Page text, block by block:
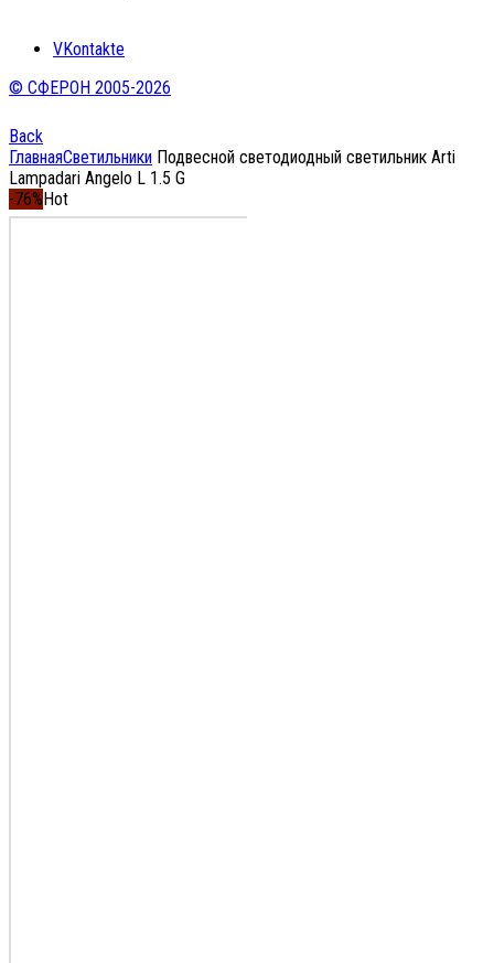
VKontakte
© СФЕРОН 2005-2026
Back
ГлавнаяСветильники Подвесной светодиодный светильник Arti
Lampadari Angelo L 1.5 G
-76% Hot